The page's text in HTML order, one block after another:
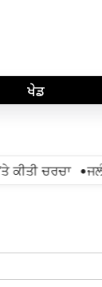
ਖੇਡ
ਚਰਚਾ •ਜਲੰਧਰ